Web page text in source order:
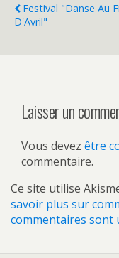
Festival "Danse Au
D'Avril"
Laisser un
Vous devez être
commentaire.
Ce site utilise
savoir plus sur
commentaires sont